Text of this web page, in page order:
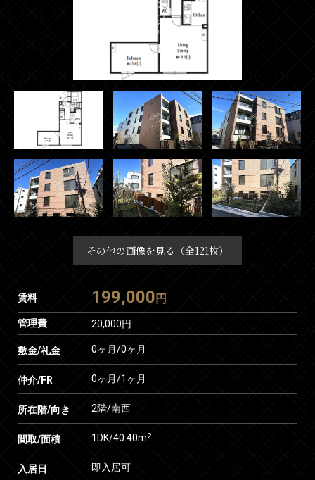
その他の画像を見る（全121枚）
賃料 199,000 円
管理費 20,000円
敷金/礼金 0ヶ月/0ヶ月
仲介/FR 0ヶ月/1ヶ月
所在階/向き 2階/南西
間取/面積 1DK/40.40m2
入居日 即入居可